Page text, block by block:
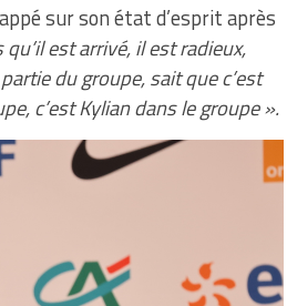
sur son état d’esprit après
qu’il est arrivé, il est radieux,
du groupe, sait que c’est
c’est Kylian dans le groupe ».